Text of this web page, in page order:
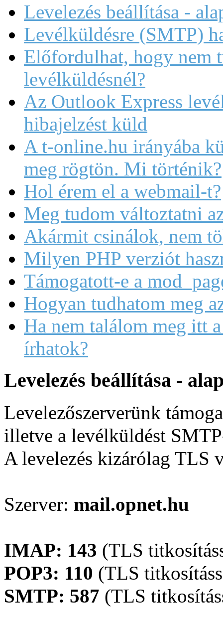
Levelezés beállítása -
Levélküldésre (SMTP)
Előfordulhat, hogy nem
levélküldésnél?
Az Outlook Express
hibajelzést küld
A t-online.hu irányába
meg rögtön. Mi történik?
Hol érem el a webmail-t?
Meg tudom változtatni
Akármit csinálok, nem
Milyen PHP verziót
Támogatott-e a
Hogyan tudhatom meg
Ha nem találom meg itt
írhatok?
Levelezés beállítása -
Levelezőszerverünk
illetve a levélküldést
A levelezés kizárólag TLS
Szerver: mail.opnet.hu
IMAP: 143 (TLS
POP3: 110 (TLS
SMTP: 587 (TLS